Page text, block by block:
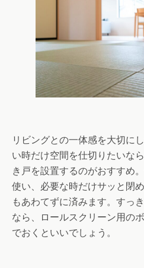
リビングとの一体感を大切に
い時だけ空間を仕切りたいな
き戸を設置するのがおすすめ
使い、必要な時だけサッと閉
もあわてずに済みます。すっ
なら、ロールスクリーン用の
でおくといいでしょう。